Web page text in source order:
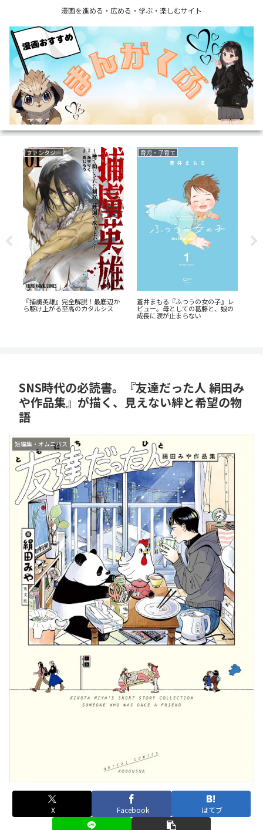
漫画を進める・広める・学ぶ・楽しむサイト
ファンタジー
『捕虜英雄』完全解説！最底辺か
ら駆け上がる至高のカタルシス
育児・子育て
蒼井まもる『ふつうの女の子』レ
ビュー。母としての葛藤と、娘の
成長に涙が止まらない
SNS時代の必読書。『友達だった人 絹田み
や作品集』が描く、見えない絆と希望の物
語
短編集・オムニバス
X Facebook はてブ